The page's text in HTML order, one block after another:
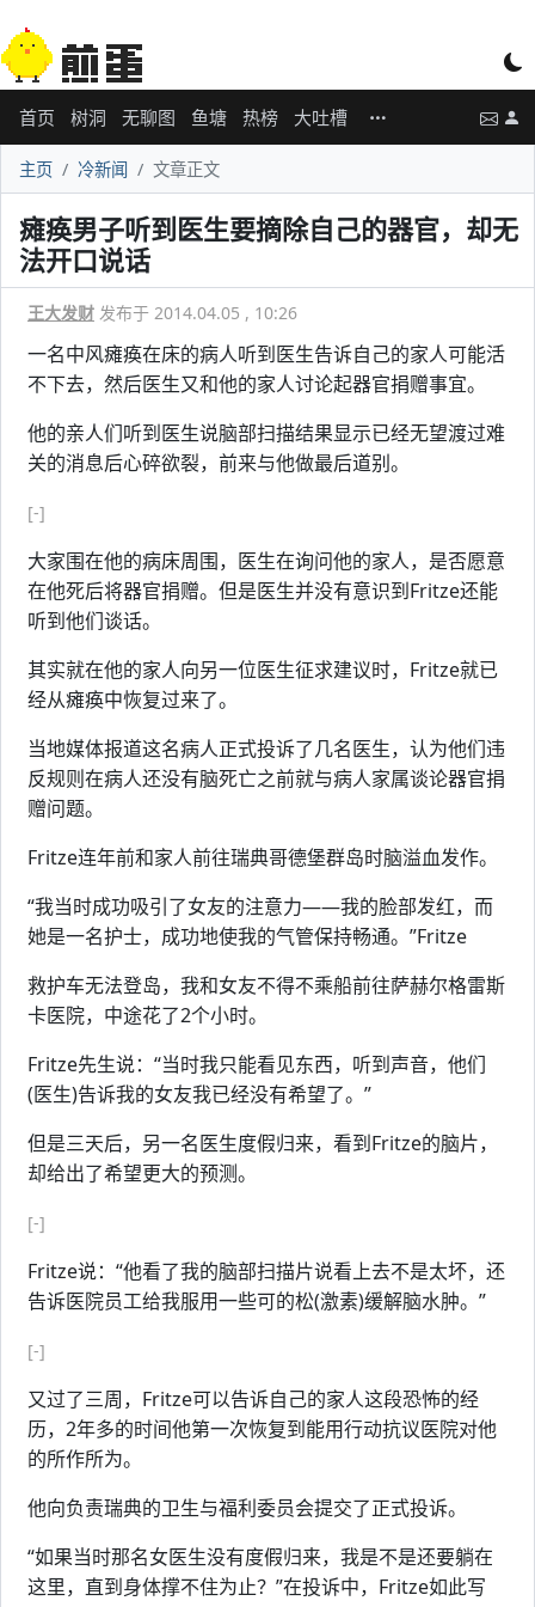
首页 树洞 无聊图 鱼塘 热榜 大吐槽
主页 冷新闻 文章正文
瘫痪男子听到医生要摘除自己的器官，却无
法开口说话
王大发财 发布于 2014.04.05 , 10:26
一名中风瘫痪在床的病人听到医生告诉自己的家人可能活
不下去，然后医生又和他的家人讨论起器官捐赠事宜。
他的亲人们听到医生说脑部扫描结果显示已经无望渡过难
关的消息后心碎欲裂，前来与他做最后道别。
[-]
大家围在他的病床周围，医生在询问他的家人，是否愿意
在他死后将器官捐赠。但是医生并没有意识到Fritze还能
听到他们谈话。
其实就在他的家人向另一位医生征求建议时，Fritze就已
经从瘫痪中恢复过来了。
当地媒体报道这名病人正式投诉了几名医生，认为他们违
反规则在病人还没有脑死亡之前就与病人家属谈论器官捐
赠问题。
Fritze连年前和家人前往瑞典哥德堡群岛时脑溢血发作。
“我当时成功吸引了女友的注意力——我的脸部发红，而
她是一名护士，成功地使我的气管保持畅通。”Fritze
救护车无法登岛，我和女友不得不乘船前往萨赫尔格雷斯
卡医院，中途花了2个小时。
Fritze先生说：“当时我只能看见东西，听到声音，他们
(医生)告诉我的女友我已经没有希望了。”
但是三天后，另一名医生度假归来，看到Fritze的脑片，
却给出了希望更大的预测。
[-]
Fritze说：“他看了我的脑部扫描片说看上去不是太坏，还
告诉医院员工给我服用一些可的松(激素)缓解脑水肿。”
[-]
又过了三周，Fritze可以告诉自己的家人这段恐怖的经
历，2年多的时间他第一次恢复到能用行动抗议医院对他
的所作所为。
他向负责瑞典的卫生与福利委员会提交了正式投诉。
“如果当时那名女医生没有度假归来，我是不是还要躺在
这里，直到身体撑不住为止？”在投诉中，Fritze如此写